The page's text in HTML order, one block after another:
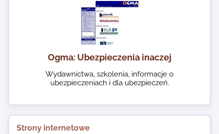
Strony internetowe
Ogma: Ubezpieczenia inaczej
Wydawnictwa, szkolenia, informacje o
ubezpieczeniach i dla ubezpieczeń.